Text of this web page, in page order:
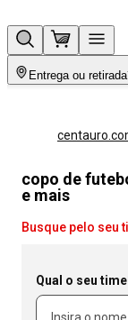
Entrega ou
copo de
e mais
Busque pelo seu
Qual o seu